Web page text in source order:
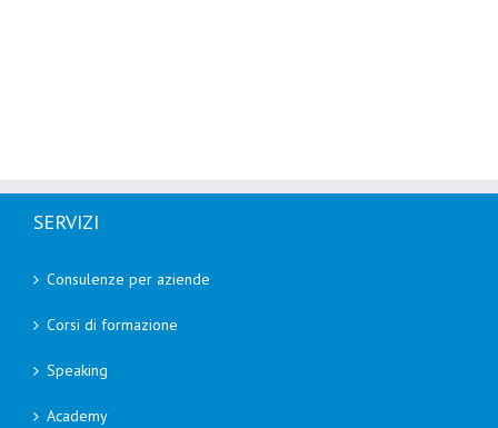
SERVIZI
Consulenze per aziende
Corsi di formazione
Speaking
Academy